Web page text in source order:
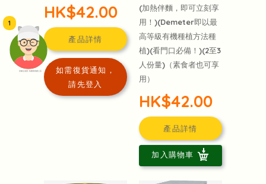
頭像生成器: 快樂家庭網上店
1
HK$42.00
產品詳情
如需復貨通知，
請先登入
(加熱伴麵，即可立刻享
用！)(Demeter即以最
高等級有機種植方法種
植)(看門口必備！)(2至3
人份量)（素食者也可享
用）
HK$42.00
產品詳情
加入購物車